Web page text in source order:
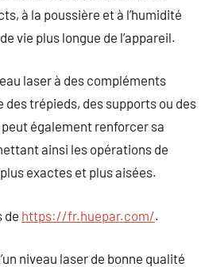
à la poussière et à l’humidité
vie plus longue de l’appareil.
laser à des compléments
des trépieds, des supports ou des
également renforcer sa
ainsi les opérations de
exactes et plus aisées.
de https://fr.huepar.com/.
niveau laser de bonne qualité